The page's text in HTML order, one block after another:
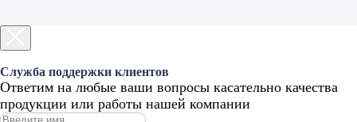
Служба поддержки клиентов
Ответим на любые ваши вопросы касательно качества
продукции или работы нашей компании